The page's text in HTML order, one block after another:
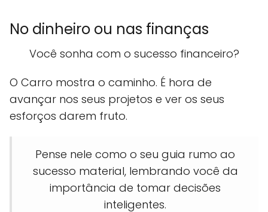
No dinheiro ou nas finanças
Você sonha com o sucesso financeiro?
O Carro mostra o caminho. É hora de
avançar nos seus projetos e ver os seus
esforços darem fruto.
Pense nele como o seu guia rumo ao
sucesso material, lembrando você da
importância de tomar decisões
inteligentes.